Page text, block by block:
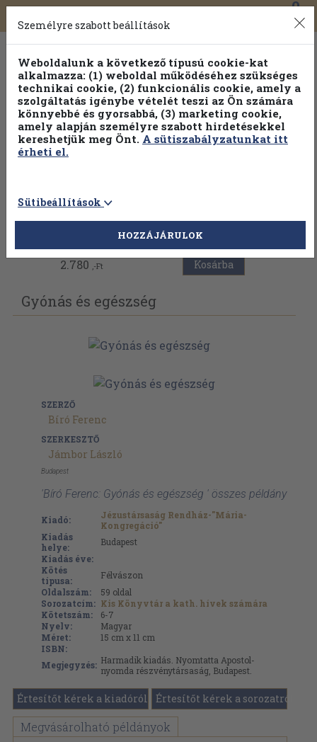
Toggle
navigation
0
Válogasson több mint 1.000.000 kiadványunk közül
100% kedvezménnyel!
Vissza az előző oldalra
2.780 ,-Ft Kosárba
Gyónás és egészség
SZERZŐ
Bíró Ferenc
SZERKESZTŐ
Jámbor László
Budapest
'Bíró Ferenc: Gyónás és egészség ' összes példány
Kiadó:
Jézustársaság Rendház-"Mária-
Kongregáció"
Kiadás
helye:
Budapest
Kiadás éve:
Kötés
típusa:
Félvászon
Oldalszám:
59 oldal
Sorozatcím: Kis Könyvtár a kath. hívek számára
Kötetszám:
6-7
Nyelv:
Magyar
Méret:
15 cm x 11 cm
ISBN:
Megjegyzés: Harmadik kiadás. Nyomtatta Apostol-
nyomda részvénytársaság, Budapest.
Értesítőt kérek a kiadóról Értesítőt kérek a sorozatról
Megvásárolható példányok
Személyre szabott beállítások
Weboldalunk a következő típusú cookie-kat
alkalmazza: (1) weboldal működéséhez szükséges
technikai cookie, (2) funkcionális cookie, amely a
szolgáltatás igénybe vételét teszi az Ön számára
könnyebbé és gyorsabbá, (3) marketing cookie,
amely alapján személyre szabott hirdetésekkel
kereshetjük meg Önt. A sütiszabályzatunkat itt
érheti el.
Sütibeállítások
HOZZÁJÁRULOK